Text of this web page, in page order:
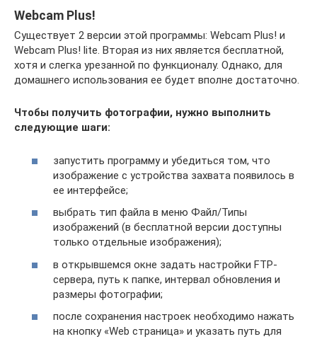
Webcam Plus!
Существует 2 версии этой программы: Webcam Plus! и
Webcam Plus! lite. Вторая из них является бесплатной,
хотя и слегка урезанной по функционалу. Однако, для
домашнего использования ее будет вполне достаточно.
Чтобы получить фотографии, нужно выполнить
следующие шаги:
запустить программу и убедиться том, что
изображение с устройства захвата появилось в
ее интерфейсе;
выбрать тип файла в меню Файл/Типы
изображений (в бесплатной версии доступны
только отдельные изображения);
в открывшемся окне задать настройки FTP-
сервера, путь к папке, интервал обновления и
размеры фотографии;
после сохранения настроек необходимо нажать
на кнопку «Web страница» и указать путь для